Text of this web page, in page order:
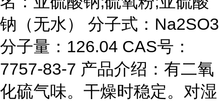
钠（无水） 分子式：Na2SO3
分子量：126.04 CAS号：
7757-83-7 产品介绍：有二氧
化硫气味。干燥时稳定。对湿